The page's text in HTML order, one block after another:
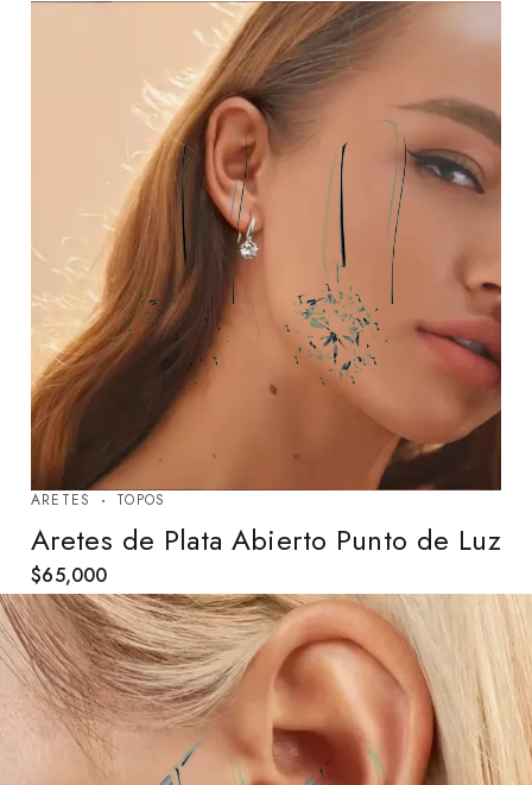
ARETES TOPOS
Aretes de Plata Abierto Punto de Luz
$65,000